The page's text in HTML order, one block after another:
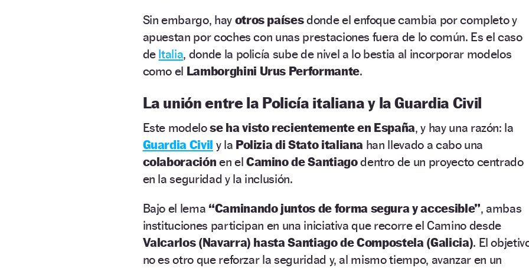
Sin embargo, hay otros paísesdonde el enfoque cambia por completo y
apuestan por coches con unas prestaciones fuera de lo común. Es el caso
de Italia, donde la policía sube de nivel a lo bestia al incorporar modelos
como el Lamborghini Urus Performante.
La unión entre la Policía italiana y la Guardia Civil
Este modelose ha visto recientemente en España, y hay una razón: la
Guardia Civil y la Polizia di Stato italiana han llevado a cabo una
colaboración en el Camino de Santiagodentro de un proyecto centrado
en la seguridad y la inclusión.
Bajo el lema “Caminando juntos de forma segura y accesible”, ambas
instituciones participan en una iniciativa que recorre el Camino desde
Valcarlos (Navarra) hasta Santiago de Compostela (Galicia). El
no es otro que reforzar la seguridad y, al mismo tiempo, avanzar en un